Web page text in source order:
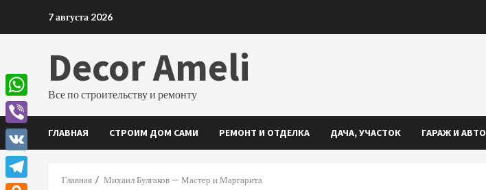
7 августа 2026
Decor Ameli
Все по строительству и ремонту
ГЛАВНАЯ СТРОИМ ДОМ САМИ РЕМОНТ И ОТДЕЛКА ДАЧА, УЧАСТОК ГАРАЖ И АВТО
Главная Михаил Булгаков — Мастер и Маргарита
WhatsApp
Viber
VK